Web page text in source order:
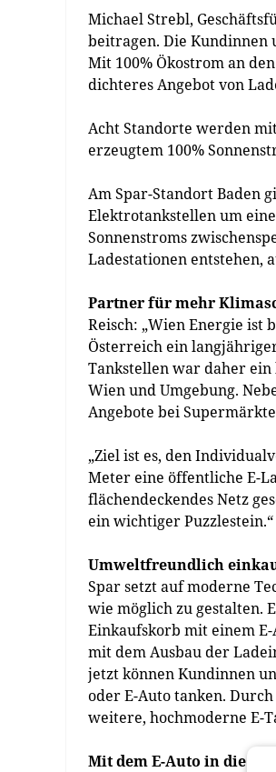
Michael Strebl,
beitragen. Die Kundinnen
Mit 100% Ökostrom an
dichteres Angebot von
Acht Standorte werden
erzeugtem 100%
Am Spar-Standort Baden
Elektrotankstellen um
Sonnenstroms
Ladestationen entstehen,
Partner für mehr
Reisch: „Wien Energie
Österreich ein
Tankstellen war daher
Wien und Umgebung.
Angebote bei
„Ziel ist es, den
Meter eine öffentliche E-
flächendeckendes Netz
ein wichtiger Puzzlestein.“
Umweltfreundlich
Spar setzt auf moderne
wie möglich zu gestalten.
Einkaufskorb mit einem
mit dem Ausbau der
jetzt können Kundinnen
oder E-Auto tanken.
weitere, hochmoderne E-
Mit dem E-Auto in die